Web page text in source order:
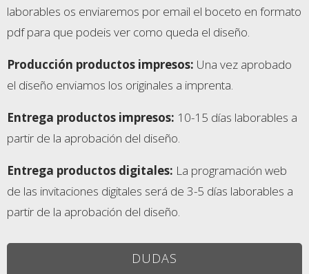
laborables os enviaremos por email el boceto en formato
pdf para que podeis ver como queda el diseño.
Producción productos impresos: Una vez aprobado
el diseño enviamos los originales a imprenta.
Entrega productos impresos: 10-15 días laborables a
partir de la aprobación del diseño.
Entrega productos digitales: La programación web
de las invitaciones digitales será de 3-5 días laborables a
partir de la aprobación del diseño.
DUDAS